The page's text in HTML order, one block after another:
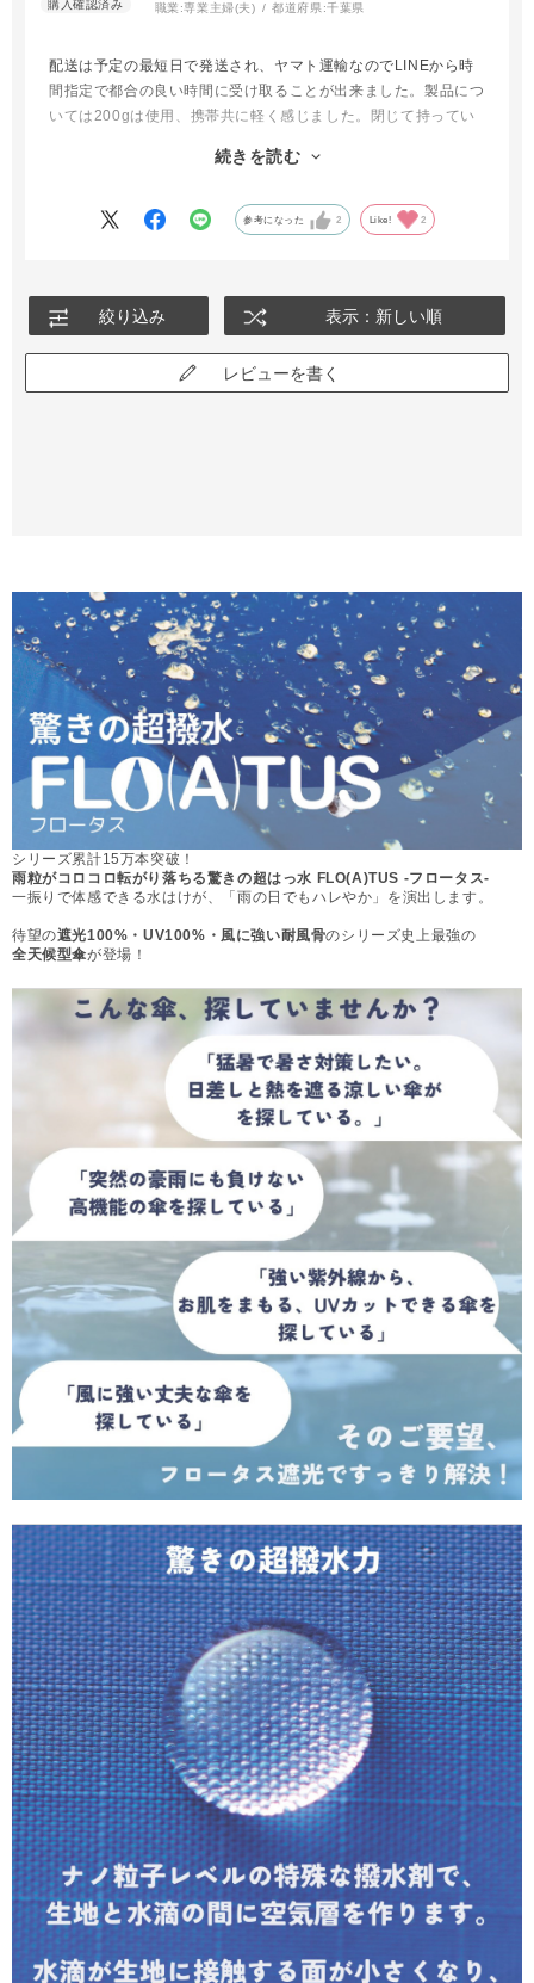
職業:専業主婦(夫) 都道府県:千葉県
配送は予定の最短日で発送され、ヤマト運輸なのでLINEから時
間指定で都合の良い時間に受け取ることが出来ました。製品につ
いては200gは使用、携帯共に軽く感じました。閉じて持ってい
ません。ベージュ色については濁りの少ない綺麗なベージュで
んでも良いかと思います。性能とお値段のバランスも適正と思い
続きを読む
参考になった 2 Like! 2
絞り込み 表示：新しい順
レビューを書く
シリーズ累計15万本突破！
雨粒がコロコロ転がり落ちる驚きの超はっ水 FLO(A)TUS -フロータス-
一振りで体感できる水はけが、「雨の日でもハレやか」を演出します。
待望の遮光100%・UV100%・風に強い耐風骨のシリーズ史上最強の
全天候型傘が登場！